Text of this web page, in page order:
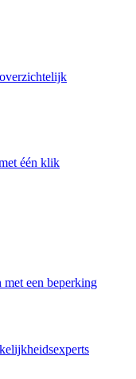
één klik
met een beperking